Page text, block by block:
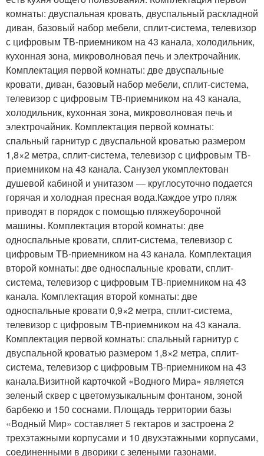
комнаты: двуспальная кровать, двуспальный раскладной
диван, базовый набор мебели, сплит-система, телевизор
с цифровым ТВ-приемником на 43 канала, холодильник,
кухонная зона, микроволновая печь и электрочайник.
Комплектация первой комнаты: две двуспальные
кровати, диван, базовый набор мебели, сплит-система,
телевизор с цифровым ТВ-приемником на 43 канала,
холодильник, кухонная зона, микроволновая печь и
электрочайник. Комплектация первой комнаты:
спальный гарнитур с двуспальной кроватью размером
1,8×2 метра, сплит-система, телевизор с цифровым ТВ-
приемником на 43 канала. Санузел укомплектован
душевой кабиной и унитазом ― круглосуточно подается
горячая и холодная пресная вода.Каждое утро пляж
приводят в порядок с помощью пляжеуборочной
машины. Комплектация второй комнаты: две
односпальные кровати, сплит-система, телевизор с
цифровым ТВ-приемником на 43 канала. Комплектация
второй комнаты: две односпальные кровати, сплит-
система, телевизор с цифровым ТВ-приемником на 43
канала. Комплектация второй комнаты: две
односпальные кровати 0,9×2 метра, сплит-система,
телевизор с цифровым ТВ-приемником на 43 канала.
Комплектация первой комнаты: спальный гарнитур с
двуспальной кроватью размером 1,8×2 метра, сплит-
система, телевизор с цифровым ТВ-приемником на 43
канала.Визитной карточкой «Водного Мира» является
зеленый сквер с цветомузыкальным фонтаном, зоной
барбекю и 150 соснами. Площадь территории базы
«Водный Мир» составляет 5 гектаров и застроена 2
трехэтажными корпусами и 10 двухэтажными корпусами,
соединенными в дворики с зелеными газонами.